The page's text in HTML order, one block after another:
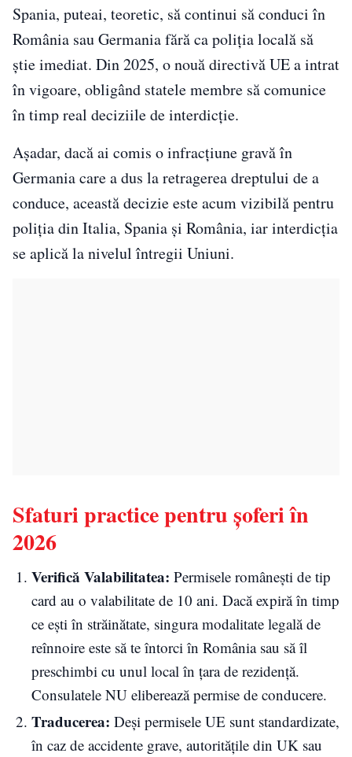
Spania, puteai, teoretic, să continui să conduci în
România sau Germania fără ca poliția locală să
știe imediat. Din 2025, o nouă directivă UE a intrat
în vigoare, obligând statele membre să comunice
în timp real deciziile de interdicție.
Așadar, dacă ai comis o infracțiune gravă în
Germania care a dus la retragerea dreptului de a
conduce, această decizie este acum vizibilă pentru
poliția din Italia, Spania și România, iar interdicția
se aplică la nivelul întregii Uniuni.
Sfaturi practice pentru șoferi în
2026
Verifică Valabilitatea: Permisele românești de tip
card au o valabilitate de 10 ani. Dacă expiră în timp
ce ești în străinătate, singura modalitate legală de
reînnoire este să te întorci în România sau să îl
preschimbi cu unul local în țara de rezidență.
Consulatele NU eliberează permise de conducere.
Traducerea: Deși permisele UE sunt standardizate,
în caz de accidente grave, autoritățile din UK sau